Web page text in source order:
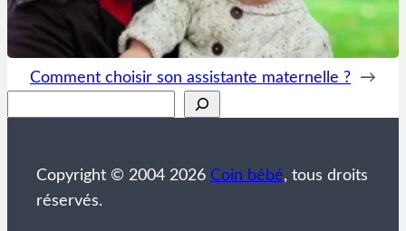
Comment choisir son assistante maternelle ?
→
Copyright © 2004 2026 Coin bébé, tous droits
réservés.